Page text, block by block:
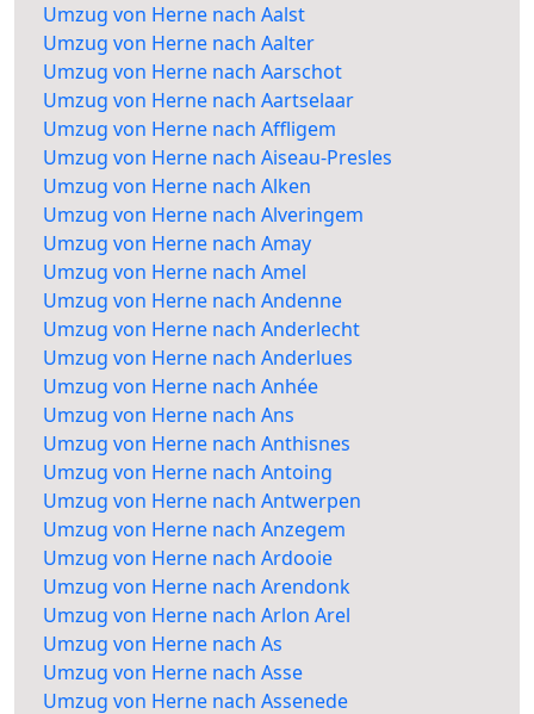
Umzug von Herne nach Aalst
Umzug von Herne nach Aalter
Umzug von Herne nach Aarschot
Umzug von Herne nach Aartselaar
Umzug von Herne nach Affligem
Umzug von Herne nach Aiseau-Presles
Umzug von Herne nach Alken
Umzug von Herne nach Alveringem
Umzug von Herne nach Amay
Umzug von Herne nach Amel
Umzug von Herne nach Andenne
Umzug von Herne nach Anderlecht
Umzug von Herne nach Anderlues
Umzug von Herne nach Anhée
Umzug von Herne nach Ans
Umzug von Herne nach Anthisnes
Umzug von Herne nach Antoing
Umzug von Herne nach Antwerpen
Umzug von Herne nach Anzegem
Umzug von Herne nach Ardooie
Umzug von Herne nach Arendonk
Umzug von Herne nach Arlon Arel
Umzug von Herne nach As
Umzug von Herne nach Asse
Umzug von Herne nach Assenede